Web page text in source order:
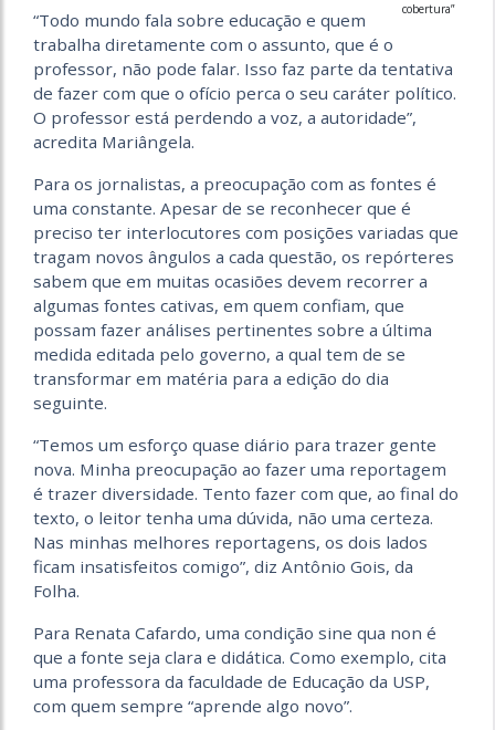
cobertura”
“Todo mundo fala sobre educação e quem
trabalha diretamente com o assunto, que é o
professor, não pode falar. Isso faz parte da tentativa
de fazer com que o ofício perca o seu caráter político.
O professor está perdendo a voz, a autoridade”,
acredita Mariângela.
Para os jornalistas, a preocupação com as fontes é
uma constante. Apesar de se reconhecer que é
preciso ter interlocutores com posições variadas que
tragam novos ângulos a cada questão, os repórteres
sabem que em muitas ocasiões devem recorrer a
algumas fontes cativas, em quem confiam, que
possam fazer análises pertinentes sobre a última
medida editada pelo governo, a qual tem de se
transformar em matéria para a edição do dia
seguinte.
“Temos um esforço quase diário para trazer gente
nova. Minha preocupação ao fazer uma reportagem
é trazer diversidade. Tento fazer com que, ao final do
texto, o leitor tenha uma dúvida, não uma certeza.
Nas minhas melhores reportagens, os dois lados
ficam insatisfeitos comigo”, diz Antônio Gois, da
Folha.
Para Renata Cafardo, uma condição sine qua non é
que a fonte seja clara e didática. Como exemplo, cita
uma professora da faculdade de Educação da USP,
com quem sempre “aprende algo novo”.